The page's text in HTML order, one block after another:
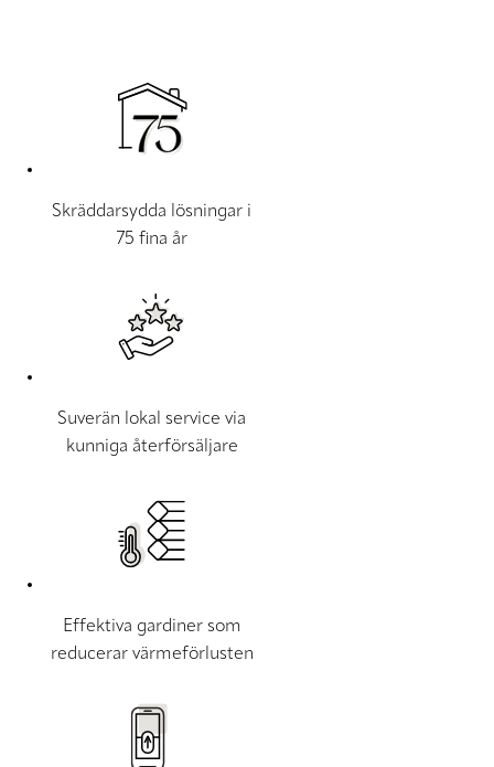
Skräddarsydda lösningar i
75 fina år
Suverän lokal service via
kunniga återförsäljare
Effektiva gardiner som
reducerar värmeförlusten